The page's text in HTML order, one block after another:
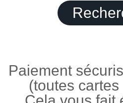
Paiement
(toutes